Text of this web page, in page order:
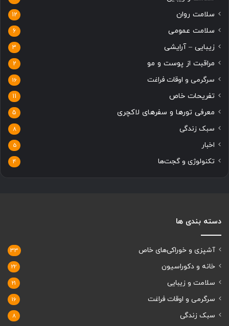
سلامت روان 12
سلامت عمومی 6
زیبایی – آرایشی 3
مراقبت از پوست و مو 2
سرگرمی و اوقات فراغت 16
تفریحات خاص 11
معرفی تورها و سفرهای لاکچری 5
سبک زندگی 8
اخبار 5
تکنولوژی و گجت‌ها 4
دسته بندی ها
آشپزی و خوراکی‌های خاص 33
خانه و دکوراسیون 22
سلامت و زیبایی 21
سرگرمی و اوقات فراغت 16
سبک زندگی 8